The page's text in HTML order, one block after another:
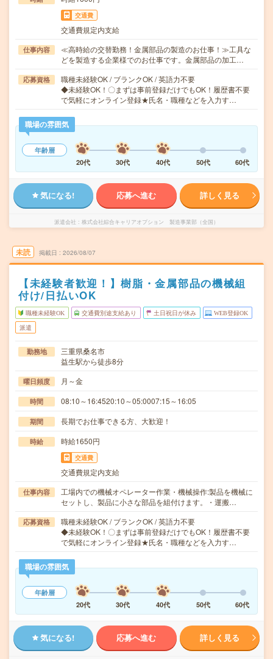
交通費
交通費規定内支給
仕事内容
≪高時給の交替勤務！金属部品の製造のお仕事！≫工具な
どを製造する企業様でのお仕事です。金属部品の加工…
応募資格
職種未経験OK / ブランクOK / 英語力不要
◆未経験OK！〇まずは事前登録だけでもOK！履歴書不要
で気軽にオンライン登録★氏名・職種などを入力す…
職場の雰囲気
年齢層
20代
30代 40代 50代 60代
気になる! 応募へ進む 詳しく見る
派遣会社 株式会社綜合キャリアオプション 製造事業部（全国）
未読 掲載日 2026/08/07
【未経験者歓迎！】樹脂・金属部品の機械組
付け/日払いOK
職種未経験OK 交通費別途支給あり 土日祝日が休み WEB登録OK
派遣
勤務地
三重県桑名市
益生駅から徒歩8分
曜日頻度 月～金
時間 08:10～16:4520:10～05:0007:15～16:05
期間 長期でお仕事できる方、大歓迎！
時給 時給1650円
交通費
交通費規定内支給
仕事内容
工場内での機械オペレーター作業・機械操作:製品を機械に
セットし、製品に小さな部品を組付けます。・運搬…
応募資格
職種未経験OK / ブランクOK / 英語力不要
◆未経験OK！〇まずは事前登録だけでもOK！履歴書不要
で気軽にオンライン登録★氏名・職種などを入力す…
職場の雰囲気
年齢層
20代
30代 40代 50代 60代
気になる! 応募へ進む 詳しく見る